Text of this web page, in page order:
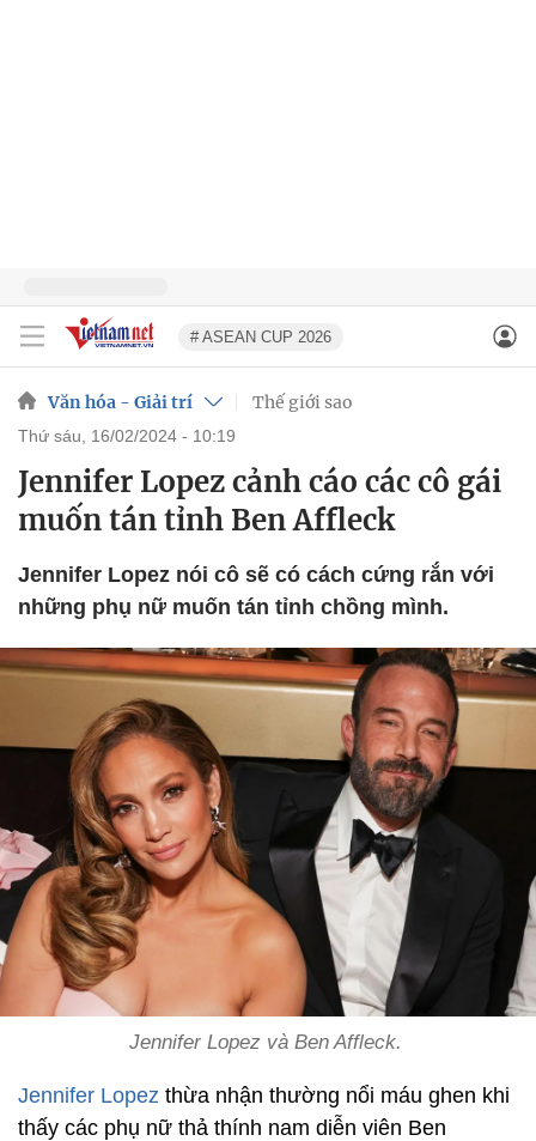
# ASEAN CUP 2026
Văn hóa - Giải trí Thế giới sao
thứ sáu, 16/02/2024 - 10:19
Jennifer Lopez cảnh cáo các cô gái
muốn tán tỉnh Ben Affleck
Jennifer Lopez nói cô sẽ có cách cứng rắn với
những phụ nữ muốn tán tỉnh chồng mình.
Jennifer Lopez và Ben Affleck.
Jennifer Lopez thừa nhận thường nổi máu ghen khi
thấy các phụ nữ thả thính nam diễn viên Ben